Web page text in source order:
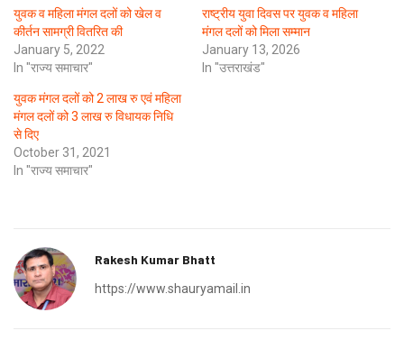
युवक व महिला मंगल दलों को खेल व
कीर्तन सामग्री वितरित की
January 5, 2022
In "राज्य समाचार"
राष्ट्रीय युवा दिवस पर युवक व महिला
मंगल दलों को मिला सम्मान
January 13, 2026
In "उत्तराखंड"
युवक मंगल दलों को 2 लाख रु एवं महिला
मंगल दलों को 3 लाख रु विधायक निधि
से दिए
October 31, 2021
In "राज्य समाचार"
Rakesh Kumar Bhatt
https://www.shauryamail.in